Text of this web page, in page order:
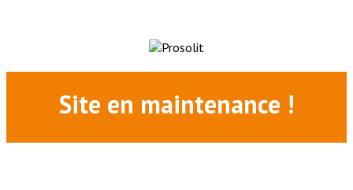
Site en maintenance !